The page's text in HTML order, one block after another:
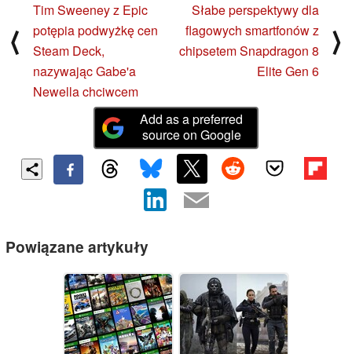
⟨
Tim Sweeney z Epic
potępia podwyżkę cen
Steam Deck,
nazywając Gabe'a
Newella chciwcem
Słabe perspektywy dla
flagowych smartfonów z
chipsetem Snapdragon 8
Elite Gen 6
⟩
Add as a preferred
source on Google
Powiązane artykuły